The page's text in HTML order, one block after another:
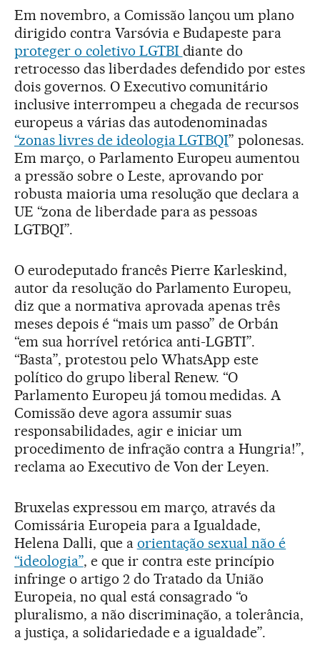
Em novembro, a Comissão lançou um plano
dirigido contra Varsóvia e Budapeste para
proteger o coletivo LGTBI diante do
retrocesso das liberdades defendido por estes
dois governos. O Executivo comunitário
inclusive interrompeu a chegada de recursos
europeus a várias das autodenominadas
“zonas livres de ideologia LGTBQI” polonesas.
Em março, o Parlamento Europeu aumentou
a pressão sobre o Leste, aprovando por
robusta maioria uma resolução que declara a
UE “zona de liberdade para as pessoas
LGTBQI”.
O eurodeputado francês Pierre Karleskind,
autor da resolução do Parlamento Europeu,
diz que a normativa aprovada apenas três
meses depois é “mais um passo” de Orbán
“em sua horrível retórica anti-LGBTI”.
“Basta”, protestou pelo WhatsApp este
político do grupo liberal Renew. “O
Parlamento Europeu já tomou medidas. A
Comissão deve agora assumir suas
responsabilidades, agir e iniciar um
procedimento de infração contra a Hungria!”,
reclama ao Executivo de Von der Leyen.
Bruxelas expressou em março, através da
Comissária Europeia para a Igualdade,
Helena Dalli, que a orientação sexual não é
“ideologia”, e que ir contra este princípio
infringe o artigo 2 do Tratado da União
Europeia, no qual está consagrado “o
pluralismo, a não discriminação, a tolerância,
a justiça, a solidariedade e a igualdade”.